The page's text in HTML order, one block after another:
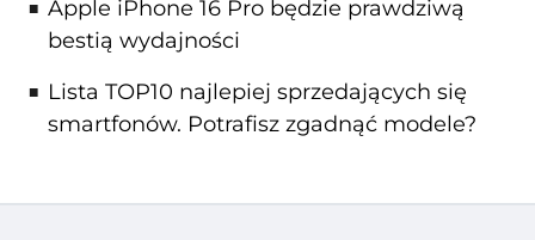
Apple iPhone 16 Pro będzie prawdziwą
bestią wydajności
Lista TOP10 najlepiej sprzedających się
smartfonów. Potrafisz zgadnąć modele?